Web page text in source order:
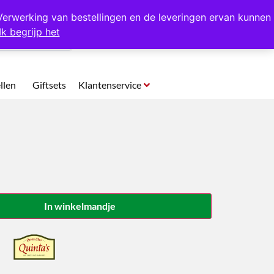
van bestellingen en de leveringen ervan kunnen
begrijp het
halen in Hansweert
Giftsets Klantenservice
In winkelmandje